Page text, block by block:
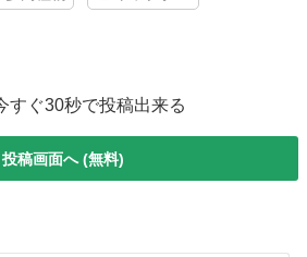
すぐ30秒で投稿出来る
投稿画面へ (無料)